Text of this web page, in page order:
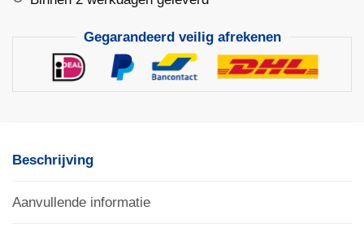
Gegarandeerd veilig afrekenen
Beschrijving
Aanvullende informatie